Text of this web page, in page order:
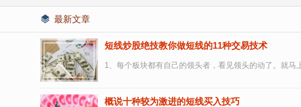
最新文章
短线炒股绝技教你做短线的11种交易技术
1、每个板块都有自己的领头者，看见领头的动了。就
概说十种较为激进的短线买入技巧